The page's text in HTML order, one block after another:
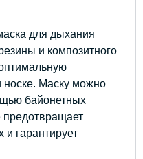
для дыхания
и композитного
носке. Маску можно
байонетных
предотвращает
и гарантирует